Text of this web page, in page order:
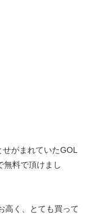
がまれていたGOL
無料で頂けまし
高く、とても買って